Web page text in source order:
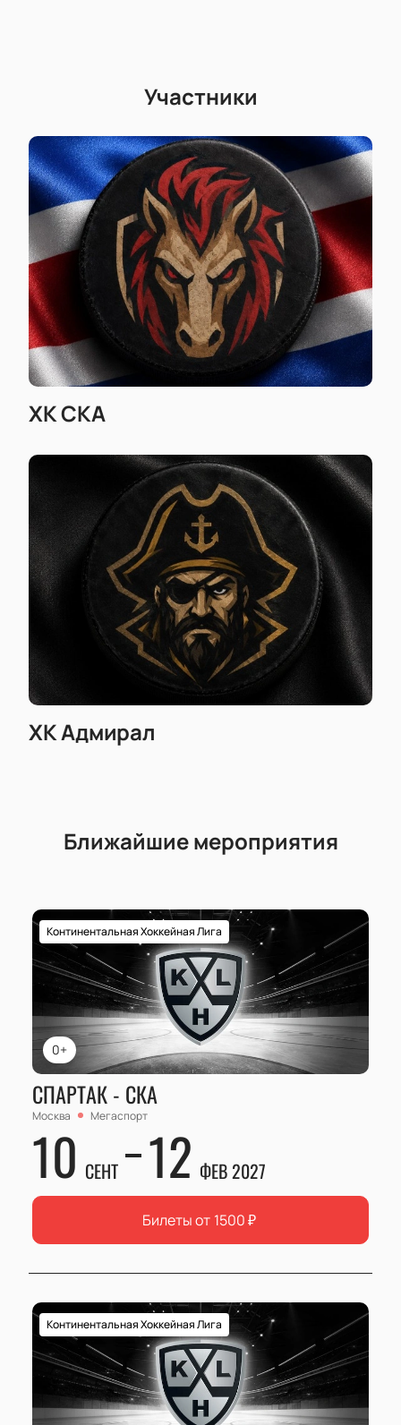
Участники
ХК СКА
ХК Адмирал
Ближайшие мероприятия
0+
Континентальная Хоккейная Лига
СПАРТАК - СКА
Москва Мегаспорт
10 СЕНТ 12 ФЕВ 2027
Билеты от 1500₽
Континентальная Хоккейная Лига